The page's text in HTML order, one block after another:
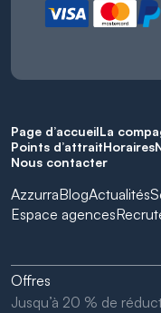
Page d’accueilLa
Points d’attraitHoraires
Nous contacter
AzzurraBlogActualités
Espace agences
Offres
Jusqu’à 20 % de